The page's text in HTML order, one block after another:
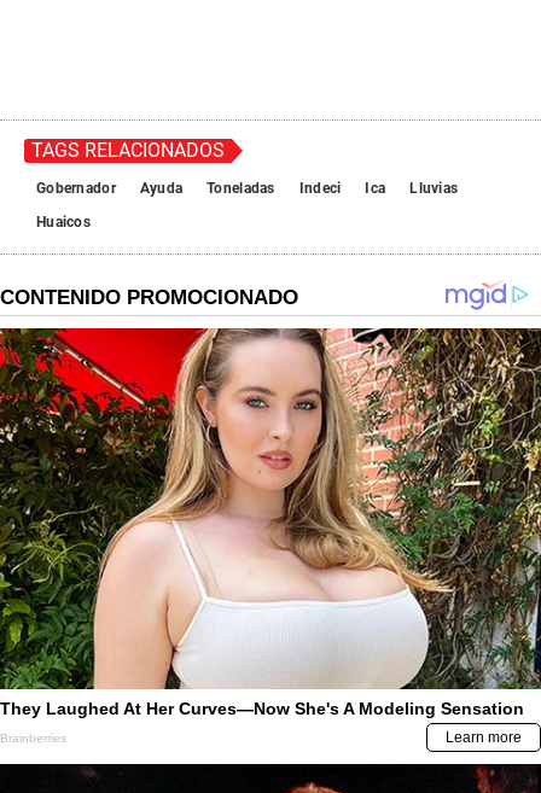
TAGS RELACIONADOS
Gobernador Ayuda Toneladas Indeci Ica
Lluvias
Huaicos